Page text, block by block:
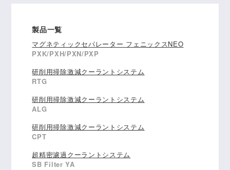
製品一覧
マグネティックセパレーター フェニックスNEO
PXK/PXH/PXN/PXP
研削用掃除激減クーラントシステム
RTG
研削用掃除激減クーラントシステム
ALG
研削用掃除激減クーラントシステム
CPT
超精密濾過クーラントシステム
SB Filter YA